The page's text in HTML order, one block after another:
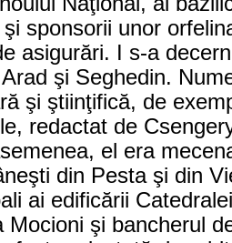
sponsorii unor
asigurări. I s-a
şi Seghedin.
şi ştiinţifică, de
redactat de
el era
din Pesta şi din
ai edificării
Mocioni şi bancherul